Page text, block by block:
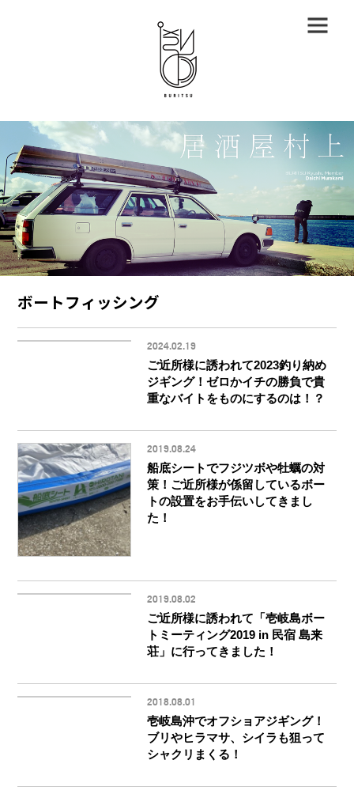
ボートフィッシング
2024.02.19
ご近所様に誘われて2023釣り納め
ジギング！ゼロかイチの勝負で貴
重なバイトをものにするのは！？
2019.08.24
船底シートでフジツボや牡蠣の対
策！ご近所様が係留しているボー
トの設置をお手伝いしてきまし
た！
2019.08.02
ご近所様に誘われて「壱岐島ボー
トミーティング2019 in 民宿 島来
荘」に行ってきました！
2018.08.01
壱岐島沖でオフショアジギング！
ブリやヒラマサ、シイラも狙って
シャクリまくる！